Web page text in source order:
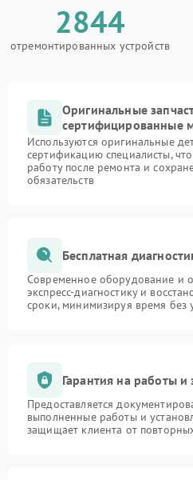
2844
отремонтированных устройств
Оригинальные
сертифицированные
Используются оригинальные
сертификацию специалисты,
работу после ремонта и
обязательств
Бесплатная
Современное оборудование и
экспресс-диагностику и
сроки, минимизируя время без
Гарантия на работы и
Предоставляется
выполненные работы и
защищает клиента от